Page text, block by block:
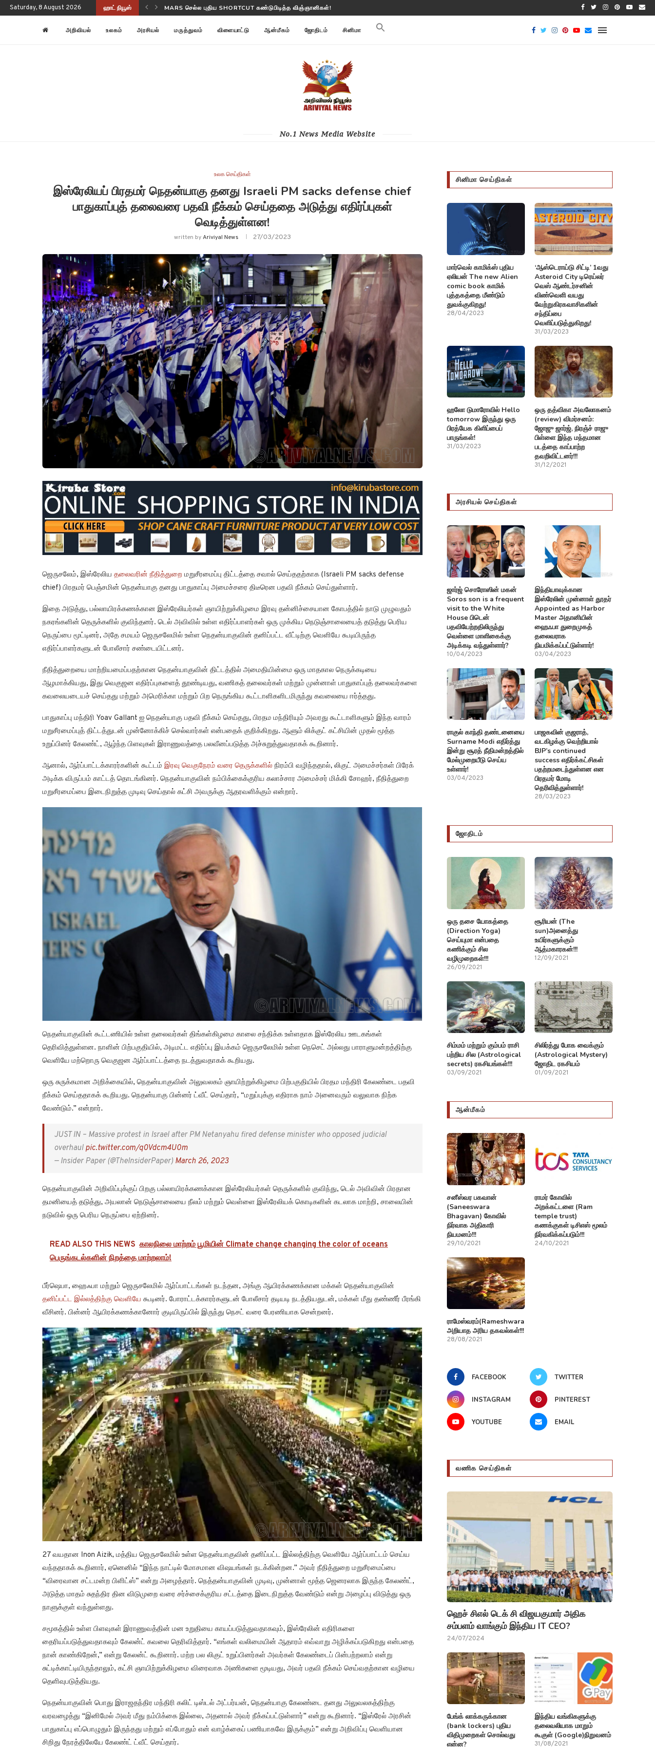
Saturday, 8 August 2026 ஹாட் நியூஸ் NASA-ISRO NISAR பூமி மாற்றங்களை கண்காணிக்கிறது
அறிவியல் உலகம் அரசியல் மருத்துவம் விளையாட்டு ஆன்மீகம் ஜோதிடம் சினிமா
No.1 News Media Website
உலக செய்திகள்
இஸ்ரேலியப் பிரதமர் நெதன்யாகு தனது Israeli PM sacks defense chief
பாதுகாப்புத் தலைவரை பதவி நீக்கம் செய்ததை அடுத்து எதிர்ப்புகள்
வெடித்துள்ளன!
written byAriviyal News 27/03/2023
ஜெருசலேம், இஸ்ரேலிய தலைவரின் நீதித்துறை மறுசீரமைப்பு திட்டத்தை சவால் செய்ததற்காக (Israeli PM sacks defense
chief) பிரதமர் பெஞ்சமின் நெதன்யாகு தனது பாதுகாப்பு அமைச்சரை திடீரென பதவி நீக்கம் செய்துள்ளார்.
இதை அடுத்து, பல்லாயிரக்கணக்கான இஸ்ரேலியர்கள் ஞாயிற்றுக்கிழமை இரவு தன்னிச்சையான கோபத்தில் நாடு முழுவதும்
நகரங்களின் தெருக்களில் குவிந்தனர். டெல் அவிவில் உள்ள எதிர்ப்பாளர்கள் ஒரு முக்கிய நெடுஞ்சாலையைத் தடுத்து பெரிய
நெருப்பை மூட்டினர், அதே சமயம் ஜெருசலேமில் உள்ள நெதன்யாகுவின் தனிப்பட்ட வீட்டிற்கு வெளியே கூடியிருந்த
எதிர்ப்பாளர்களுடன் போலீசார் சண்டையிட்டனர்.
நீதித்துறையை மாற்றியமைப்பதற்கான நெதன்யாகுவின் திட்டத்தில் அமைதியின்மை ஒரு மாதகால நெருக்கடியை
ஆழமாக்கியது, இது வெகுஜன எதிர்ப்புகளைத் தூண்டியது, வணிகத் தலைவர்கள் மற்றும் முன்னாள் பாதுகாப்புத் தலைவர்களை
கவலையடையச் செய்தது மற்றும் அமெரிக்கா மற்றும் பிற நெருங்கிய கூட்டாளிகளிடமிருந்து கவலையை ஈர்த்தது.
பாதுகாப்பு மந்திரி Yoav Gallant ஐ நெதன்யாகு பதவி நீக்கம் செய்தது, பிரதம மந்திரியும் அவரது கூட்டாளிகளும் இந்த வாரம்
மறுசீரமைப்புத் திட்டத்துடன் முன்னோக்கிச் செல்வார்கள் என்பதைக் குறிக்கிறது. ஆளும் லிக்குட் கட்சியின் முதல் மூத்த
உறுப்பினர் கேலண்ட், ஆழ்ந்த பிளவுகள் இராணுவத்தை பலவீனப்படுத்த அச்சுறுத்துவதாகக் கூறினார்.
ஆனால், ஆர்ப்பாட்டக்காரர்களின் கூட்டம் இரவு வெகுநேரம் வரை தெருக்களில் நிரம்பி வழிந்ததால், லிகுட் அமைச்சர்கள் பிரேக்
அடிக்க விருப்பம் காட்டத் தொடங்கினர். நெதன்யாகுவின் நம்பிக்கைக்குரிய கலாச்சார அமைச்சர் மிக்கி சோஹர், நீதித்துறை
மறுசீரமைப்பை இடைநிறுத்த முடிவு செய்தால் கட்சி அவருக்கு ஆதரவளிக்கும் என்றார்.
நெதன்யாகுவின் கூட்டணியில் உள்ள தலைவர்கள் திங்கள்கிழமை காலை சந்திக்க உள்ளதாக இஸ்ரேலிய ஊடகங்கள்
தெரிவித்துள்ளன. நாளின் பிற்பகுதியில், அடிமட்ட எதிர்ப்பு இயக்கம் ஜெருசலேமில் உள்ள நெசெட் அல்லது பாராளுமன்றத்திற்கு
வெளியே மற்றொரு வெகுஜன ஆர்ப்பாட்டத்தை நடத்துவதாகக் கூறியது.
ஒரு சுருக்கமான அறிக்கையில், நெதன்யாகுவின் அலுவலகம் ஞாயிற்றுக்கிழமை பிற்பகுதியில் பிரதம மந்திரி கேலண்டை பதவி
நீக்கம் செய்ததாகக் கூறியது. நெதன்யாகு பின்னர் ட்வீட் செய்தார், “மறுப்புக்கு எதிராக நாம் அனைவரும் வலுவாக நிற்க
வேண்டும்.” என்றார்.
JUST IN – Massive protest in Israel after PM Netanyahu fired defense minister who opposed judicial
overhaul pic.twitter.com/q0Vdcm4U0m
— Insider Paper (@TheInsiderPaper) March 26, 2023
நெதன்யாகுவின் அறிவிப்புக்குப் பிறகு பல்லாயிரக்கணக்கான இஸ்ரேலியர்கள் தெருக்களில் குவிந்து, டெல் அவிவின் பிரதான
தமனியைத் தடுத்து, அயலான் நெடுஞ்சாலையை நீலம் மற்றும் வெள்ளை இஸ்ரேலியக் கொடிகளின் கடலாக மாற்றி, சாலையின்
நடுவில் ஒரு பெரிய நெருப்பை ஏற்றினர்.
READ ALSO THIS NEWS காலநிலை மாற்றம் பூமியின் Climate change changing the color of oceans
பெருங்கடல்களின் நிறத்தை மாற்றலாம்!
பீர்ஷெபா, ஹைஃபா மற்றும் ஜெருசலேமில் ஆர்ப்பாட்டங்கள் நடந்தன, அங்கு ஆயிரக்கணக்கான மக்கள் நெதன்யாகுவின்
தனிப்பட்ட இல்லத்திற்கு வெளியே கூடினர். போராட்டக்காரர்களுடன் போலீசார் தடியடி நடத்தியதுடன், மக்கள் மீது தண்ணீர் பீரங்கி
வீசினர். பின்னர் ஆயிரக்கணக்கானோர் குடியிருப்பில் இருந்து நெசட் வரை பேரணியாக சென்றனர்.
27 வயதான Inon Aizik, மத்திய ஜெருசலேமில் உள்ள நெதன்யாகுவின் தனிப்பட்ட இல்லத்திற்கு வெளியே ஆர்ப்பாட்டம் செய்ய
வந்ததாகக் கூறினார், ஏனெனில் “இந்த நாட்டில் மோசமான விஷயங்கள் நடக்கின்றன.” அவர் நீதித்துறை மறுசீரமைப்பை
“விரைவான சட்டமன்ற பிளிட்ஸ்” என்று அழைத்தார். நெத்தன்யாகுவின் முடிவு, முன்னாள் மூத்த ஜெனரலாக இருந்த கேலண்ட்,
அடுத்த மாதம் சுதந்திர தின விடுமுறை வரை சர்ச்சைக்குரிய சட்டத்தை இடைநிறுத்த வேண்டும் என்று அழைப்பு விடுத்து ஒரு
நாளுக்குள் வந்துள்ளது.
சமூகத்தில் உள்ள பிளவுகள் இராணுவத்தின் மன உறுதியை காயப்படுத்துவதாகவும், இஸ்ரேலின் எதிரிகளை
தைரியப்படுத்துவதாகவும் கேலன்ட் கவலை தெரிவித்தார். “எங்கள் வலிமையின் ஆதாரம் எவ்வாறு அழிக்கப்படுகிறது என்பதை
நான் காண்கிறேன்,” என்று கேலன்ட் கூறினார். மற்ற பல லிகுட் உறுப்பினர்கள் அவர்கள் கேலண்டைப் பின்பற்றலாம் என்று
சுட்டிக்காட்டியிருந்தாலும், கட்சி ஞாயிற்றுக்கிழமை விரைவாக அணிகளை மூடியது, அவர் பதவி நீக்கம் செய்வதற்கான வழியை
தெளிவுபடுத்தியது.
நெதன்யாகுவின் பொது இராஜதந்திர மந்திரி கலிட் டிஸ்டல் அட்பர்யன், நெதன்யாகு கேலண்டை தனது அலுவலகத்திற்கு
வரவழைத்து “இனிமேல் அவர் மீது நம்பிக்கை இல்லை, அதனால் அவர் நீக்கப்பட்டுள்ளார்” என்று கூறினார். “இஸ்ரேல் அரசின்
பாதுகாப்பு எப்பொழுதும் இருந்தது மற்றும் எப்போதும் என் வாழ்க்கைப் பணியாகவே இருக்கும்” என்று அறிவிப்பு வெளியான
சிறிது நேரத்திலேயே கேலண்ட் ட்வீட் செய்தார்.
சினிமா செய்திகள்
மார்வெல் காமிக்ஸ் புதிய
ஏலியன் The new Alien
comic book காமிக்
புத்தகத்தை மீண்டும்
துவக்குகிறது!
28/04/2023
‘ஆஸ்டெராய்டு சிட்டி’ 1வது
Asteroid City டிரெய்லர்
வெஸ் ஆண்டர்சனின்
விண்வெளி வயது
வேற்றுகிரகவாசிகளின்
சந்திப்பை
வெளிப்படுத்துகிறது!
31/03/2023
ஹலோ டுமாரோவில் Hello
tomorrow இருந்து ஒரு
பிரத்யேக கிளிப்பைப்
பாருங்கள்!
31/03/2023
ஒரு தத்விகா அவலோகனம்
(review) விமர்சனம்:
ஜோஜு ஜார்ஜ், நிரஞ்ச் ராஜு
பிள்ளை இந்த மந்தமான
படத்தை காப்பாற்ற
தவறிவிட்டனர்!!!
31/12/2021
அரசியல் செய்திகள்
ஜார்ஜ் சொரோஸின் மகன்
Soros son is a frequent
visit to the White
House பிடென்
பதவியேற்றதிலிருந்து
வெள்ளை மாளிகைக்கு
அடிக்கடி வந்துள்ளார்?
10/04/2023
இந்தியாவுக்கான
இஸ்ரேலின் முன்னாள் தூதர்
Appointed as Harbor
Master அதானியின்
ஹைஃபா துறைமுகத்
தலைவராக
நியமிக்கப்பட்டுள்ளார்!
03/04/2023
ராகுல் காந்தி தண்டனையை
Surname Modi எதிர்த்து
இன்று சூரத் நீதிமன்றத்தில்
மேல்முறையீடு செய்ய
உள்ளார்!
03/04/2023
பாஜகவின் குஜராத்,
வடகிழக்கு வெற்றியால்
BJP’s continued
success எதிர்க்கட்சிகள்
பதற்றமடைந்துள்ளன என
பிரதமர் மோடி
தெரிவித்துள்ளார்!
28/03/2023
ஜோதிடம்
ஒரு தசை யோகத்தை
(Direction Yoga)
செய்யுமா என்பதை
கணிக்கும் சில
வழிமுறைகள்!!!
26/09/2021
சூரியன் (The
sun)அனைத்து
உயிர்களுக்கும்
ஆத்மகாரகன்!!!
12/09/2021
சிம்மம் மற்றும் கும்பம் ராசி
பற்றிய சில (Astrological
secrets) ரகசியங்கள்!!!
03/09/2021
சிலிர்த்து போக வைக்கும்
(Astrological Mystery)
ஜோதிட ரகசியம்
01/09/2021
ஆன்மீகம்
சனீஸ்வர பகவான்
(Saneeswara
Bhagavan) கோவில்
நிர்வாக அதிகாரி
நியமனம்!!!
29/10/2021
ராமர் கோவில்
அறக்கட்டளை (Ram
temple trust)
கணக்குகள் டிசிஎஸ் மூலம்
நிர்வகிக்கப்படும்!!!
24/10/2021
ராமேஸ்வரம்(Rameshwaram)பற்றி
அறியாத அரிய தகவல்கள்!!!
28/08/2021
FACEBOOK TWITTER
INSTAGRAM PINTEREST
YOUTUBE EMAIL
வணிக செய்திகள்
ஹெச் சிஎல் டெக் சி விஜயகுமார் அதிக
சம்பளம் வாங்கும் இந்திய IT CEO?
24/07/2024
பேங்க் லாக்கருக்கான
(bank lockers) புதிய
விதிமுறைகள் சொல்வது
என்ன?
இந்திய வங்கிகளுக்கு
தலைவலியாக மாறும்
கூகுள் (Google)நிறுவனம்
31/08/2021